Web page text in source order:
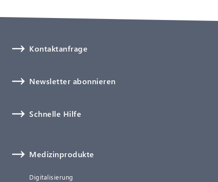
Kontaktanfrage
Newsletter abonnieren
Schnelle Hilfe
Medizinprodukte
Digitalisierung